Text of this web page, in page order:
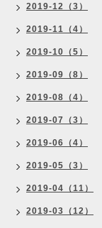
2019-12（3）
2019-11（4）
2019-10（5）
2019-09（8）
2019-08（4）
2019-07（3）
2019-06（4）
2019-05（3）
2019-04（11）
2019-03（12）